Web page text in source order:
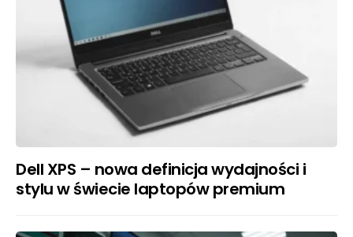
Dell XPS – nowa definicja wydajności i
stylu w świecie laptopów premium